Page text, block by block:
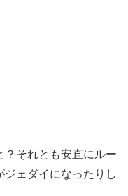
それとも安直にルー
ジェダイになったりし